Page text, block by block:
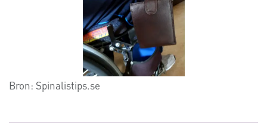
Bron: Spinalistips.se